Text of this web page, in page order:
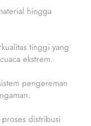
hingga
tinggi yang
ekstrem.
pengereman
distribusi